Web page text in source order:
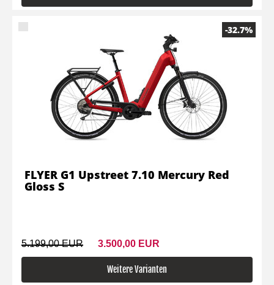
-32.7%
5.199,00 EUR 3.500,00 EUR
Weitere Varianten
FLYER G1 Upstreet 7.10 Mercury Red
Gloss S